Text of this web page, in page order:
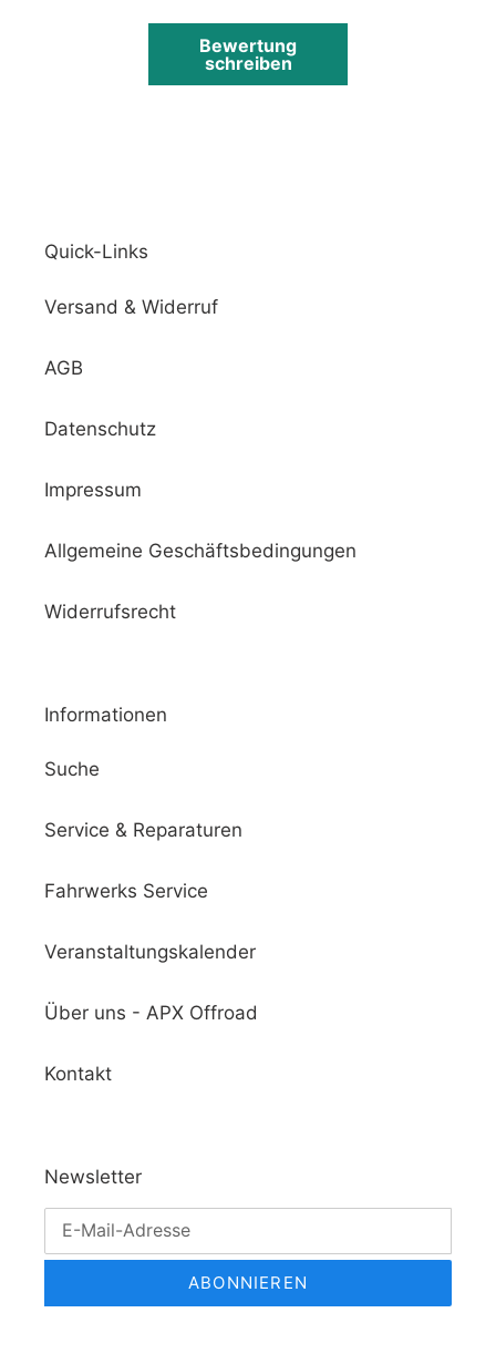
Bewertung
schreiben
Quick-Links
Versand & Widerruf
AGB
Datenschutz
Impressum
Allgemeine Geschäftsbedingungen
Widerrufsrecht
Informationen
Suche
Service & Reparaturen
Fahrwerks Service
Veranstaltungskalender
Über uns - APX Offroad
Kontakt
Newsletter
ABONNIEREN